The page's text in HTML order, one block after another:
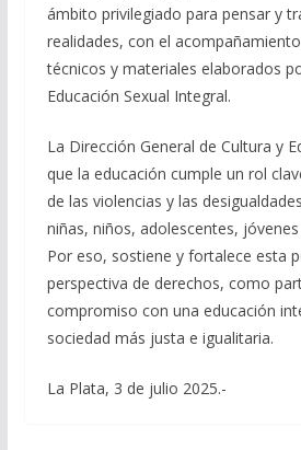
ámbito privilegiado para pensar y
realidades, con el
técnicos y materiales elaborados
Educación Sexual Integral.
La Dirección General de Cultura y
que la educación cumple un rol
de las violencias y las
niñas, niños, adolescentes,
Por eso, sostiene y fortalece esta
perspectiva de derechos, como
compromiso con una educación
sociedad más justa e igualitaria.
La Plata, 3 de julio 2025.-